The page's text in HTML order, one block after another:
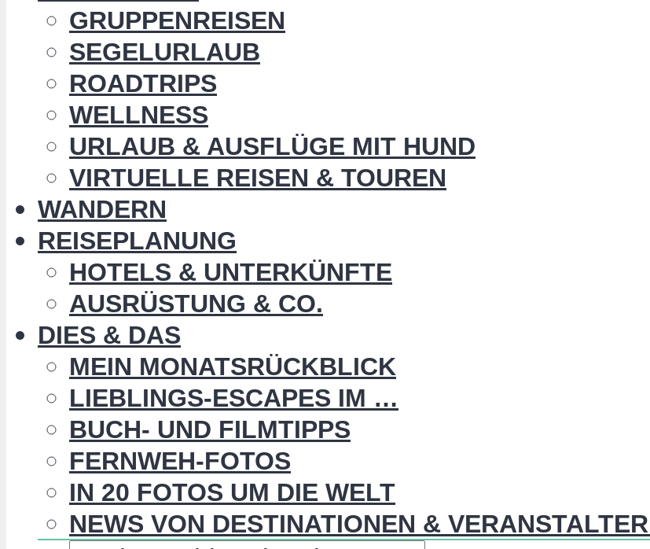
GRUPPENREISEN
SEGELURLAUB
ROADTRIPS
WELLNESS
URLAUB & AUSFLÜGE MIT HUND
VIRTUELLE REISEN & TOUREN
WANDERN
REISEPLANUNG
HOTELS & UNTERKÜNFTE
AUSRÜSTUNG & CO.
DIES & DAS
MEIN MONATSRÜCKBLICK
LIEBLINGS-ESCAPES IM …
BUCH- UND FILMTIPPS
FERNWEH-FOTOS
IN 20 FOTOS UM DIE WELT
NEWS VON DESTINATIONEN &